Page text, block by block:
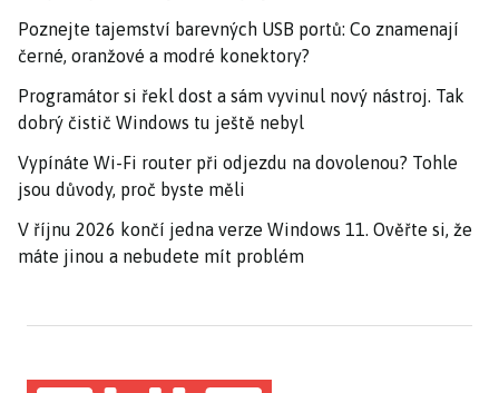
Poznejte tajemství barevných USB portů: Co znamenají
černé, oranžové a modré konektory?
Programátor si řekl dost a sám vyvinul nový nástroj. Tak
dobrý čistič Windows tu ještě nebyl
Vypínáte Wi-Fi router při odjezdu na dovolenou? Tohle
jsou důvody, proč byste měli
V říjnu 2026 končí jedna verze Windows 11. Ověřte si, že
máte jinou a nebudete mít problém